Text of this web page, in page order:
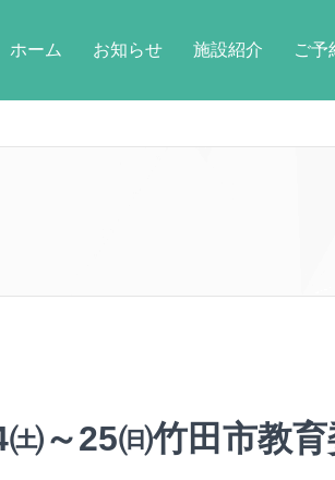
ホーム お知らせ 施設紹介 ご予
㈯～25㈰竹田市教